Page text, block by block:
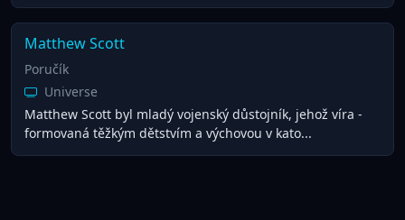
Matthew Scott
Poručík
Universe
Matthew Scott byl mladý vojenský důstojník, jehož víra -
formovaná těžkým dětstvím a výchovou v kato...